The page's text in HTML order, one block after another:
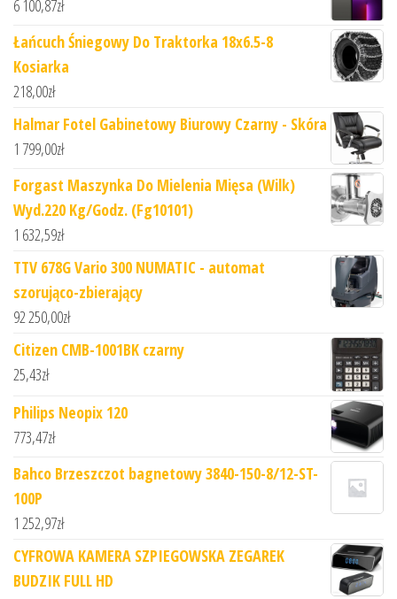
6 100,87zł
Łańcuch Śniegowy Do Traktorka 18x6.5-8
Kosiarka
218,00zł
Halmar Fotel Gabinetowy Biurowy Czarny - Skóra
1 799,00zł
Forgast Maszynka Do Mielenia Mięsa (Wilk)
Wyd.220 Kg/Godz. (Fg10101)
1 632,59zł
TTV 678G Vario 300 NUMATIC - automat
szorująco-zbierający
92 250,00zł
Citizen CMB-1001BK czarny
25,43zł
Philips Neopix 120
773,47zł
Bahco Brzeszczot bagnetowy 3840-150-8/12-ST-
100P
1 252,97zł
CYFROWA KAMERA SZPIEGOWSKA ZEGAREK
BUDZIK FULL HD